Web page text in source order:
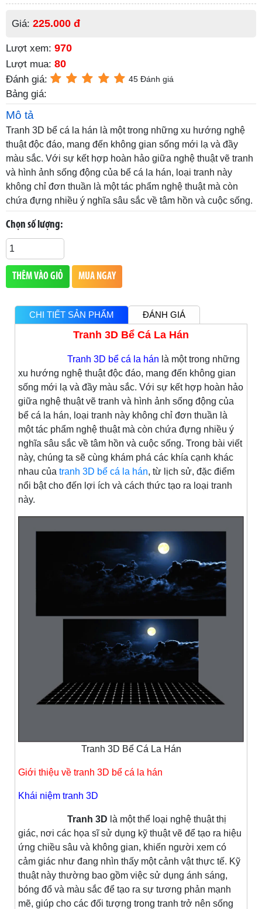
Giá: 225.000 đ
Lượt xem: 970
Lượt mua: 80
Đánh giá: 45 Đánh giá
Bảng giá:
Mô tả
Tranh 3D bể cá la hán là một trong những xu hướng nghệ
thuật độc đáo, mang đến không gian sống mới lạ và đầy
màu sắc. Với sự kết hợp hoàn hảo giữa nghệ thuật vẽ tranh
và hình ảnh sống động của bể cá la hán, loại tranh này
không chỉ đơn thuần là một tác phẩm nghệ thuật mà còn
chứa đựng nhiều ý nghĩa sâu sắc về tâm hồn và cuộc sống.
Chọn số lượng:
THÊM VÀO GIỎ MUA NGAY
CHI TIẾT SẢN PHẨM ĐÁNH GIÁ
Tranh 3D Bể Cá La Hán
Tranh 3D bể cá la hán là một trong những
xu hướng nghệ thuật độc đáo, mang đến không gian
sống mới lạ và đầy màu sắc. Với sự kết hợp hoàn hảo
giữa nghệ thuật vẽ tranh và hình ảnh sống động của
bể cá la hán, loại tranh này không chỉ đơn thuần là
một tác phẩm nghệ thuật mà còn chứa đựng nhiều ý
nghĩa sâu sắc về tâm hồn và cuộc sống. Trong bài viết
này, chúng ta sẽ cùng khám phá các khía cạnh khác
nhau của tranh 3D bể cá la hán, từ lịch sử, đặc điểm
nổi bật cho đến lợi ích và cách thức tạo ra loại tranh
này.
Tranh 3D Bể Cá La Hán
Giới thiệu về tranh 3D bể cá la hán
Khái niệm tranh 3D
Tranh 3D là một thể loại nghệ thuật thị
giác, nơi các họa sĩ sử dụng kỹ thuật vẽ để tạo ra hiệu
ứng chiều sâu và không gian, khiến người xem có
cảm giác như đang nhìn thấy một cảnh vật thực tế. Kỹ
thuật này thường bao gồm việc sử dụng ánh sáng,
bóng đổ và màu sắc để tạo ra sự tương phản mạnh
mẽ, giúp cho các đối tượng trong tranh trở nên sống